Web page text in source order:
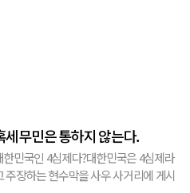
세무민은 통하지 않는다.
한민국인 4심제다?대한민국은 4심제라
주장하는 현수막을 사우 사거리에 게시